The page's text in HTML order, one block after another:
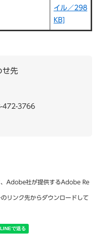
イル／298
KB]
せ先
472-3766
、Adobe社が提供するAdobe Re
リンク先からダウンロードして